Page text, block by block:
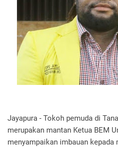
Jayapura - Tokoh pemuda di
merupakan mantan Ketua BEM
menyampaikan imbauan kepada